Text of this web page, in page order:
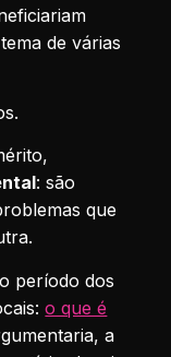
de várias
: são
que
período dos
o que é
a